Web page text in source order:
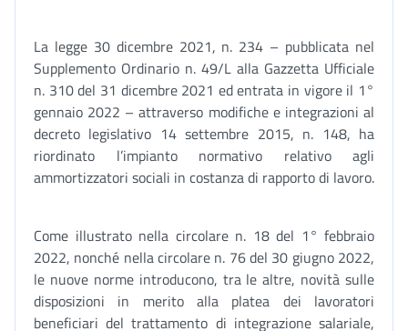
La legge 30 dicembre 2021, n. 234 – pubblicata nel
Supplemento Ordinario n. 49/L alla Gazzetta Ufficiale
n. 310 del 31 dicembre 2021 ed entrata in vigore il 1°
gennaio 2022 – attraverso modifiche e integrazioni al
decreto legislativo 14 settembre 2015, n. 148, ha
riordinato l’impianto normativo relativo agli
ammortizzatori sociali in costanza di rapporto di lavoro.
Come illustrato nella circolare n. 18 del 1° febbraio
2022, nonché nella circolare n. 76 del 30 giugno 2022,
le nuove norme introducono, tra le altre, novità sulle
disposizioni in merito alla platea dei lavoratori
beneficiari del trattamento di integrazione salariale,